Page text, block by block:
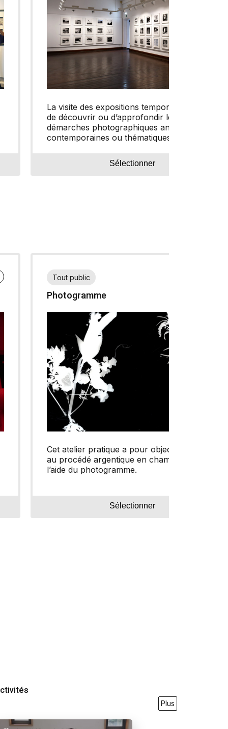
La visite des expositions temporaires permet
de découvrir ou d’approfondir les
démarches photographiques anciennes,
contemporaines ou thématiques selon une
Sélectionner
Tout public
Photogramme
Cet atelier pratique a pour objectif d’initier
au procédé argentique en chambre noire à
l’aide du photogramme.
Sélectionner
Plus